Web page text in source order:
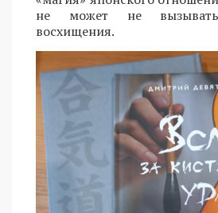
не может не
восхищения.